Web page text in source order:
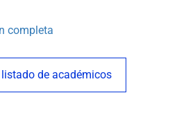
completa
listado de académicos